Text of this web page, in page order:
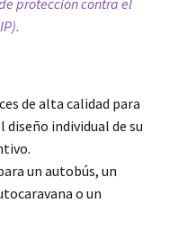
protección contra el
de alta calidad para
individual de su
un autobús, un
o un